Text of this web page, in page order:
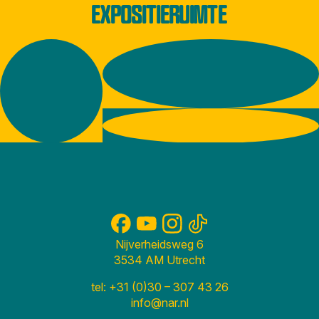
EXPOSITIERUIMTE
Nijverheidsweg 6
3534 AM Utrecht
tel: +31 (0)30 – 307 43 26
info@nar.nl